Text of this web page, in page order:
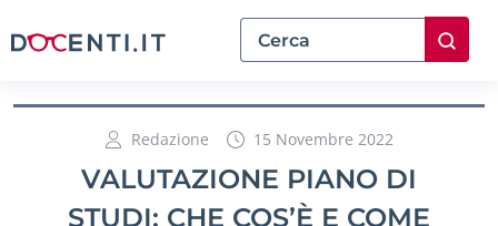
Redazione 15 Novembre 2022
VALUTAZIONE PIANO DI
STUDI: CHE COS’È E COME